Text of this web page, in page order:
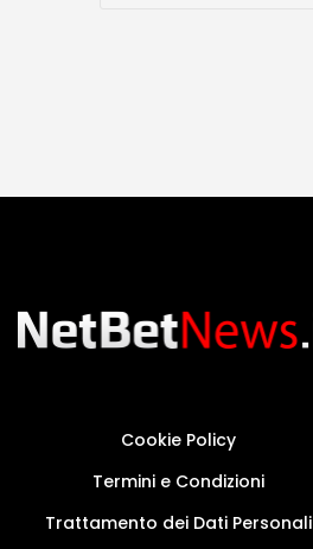
Cookie Policy
Termini e Condizioni
Trattamento dei Dati Personali